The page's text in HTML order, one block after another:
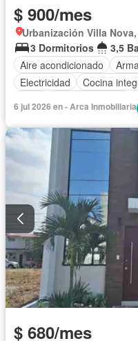
$ 900/mes
Urbanización Villa
3 Dormitorios
3,5
Aire acondicionado
Electricidad
Cocina
Acceso para personas con
Parrilla
Garita de
Piscina
Cancha de tenis
6 jul 2026 en - Arca Inmobiliaria
$ 680/mes